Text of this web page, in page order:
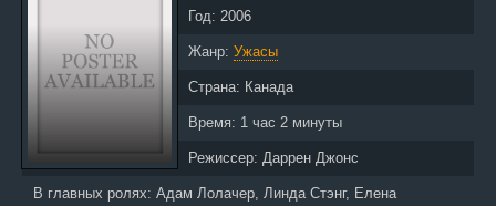
Год: 2006
Жанр: Ужасы
Страна: Канада
Время: 1 час 2 минуты
Режиссер: Даррен Джонс
В главных ролях: Адам Лолачер, Линда Стэнг, Елена